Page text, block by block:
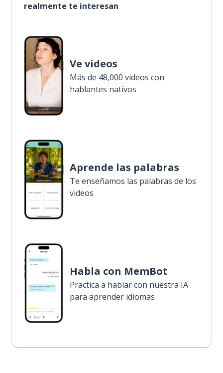
realmente te interesan
Ve videos
Más de 48,000 videos con
hablantes nativos
Aprende las palabras
Te enseñamos las palabras de los
videos
Habla con MemBot
Practica a hablar con nuestra IA
para aprender idiomas